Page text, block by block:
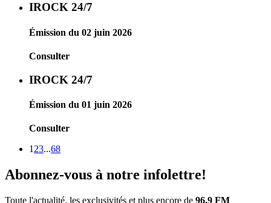
IROCK 24/7
Émission du 02 juin 2026
Consulter
IROCK 24/7
Émission du 01 juin 2026
Consulter
1 23...68
Abonnez-vous à notre infolettre!
Toute l'actualité, les exclusivités et plus encore de 96.9 FM